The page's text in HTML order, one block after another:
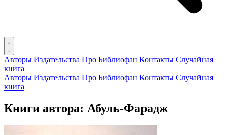
Авторы Издательства Про Библиофан Контакты Случайная
книга
Авторы Издательства Про Библиофан Контакты Случайная
книга
Книги автора: Абуль-Фарадж